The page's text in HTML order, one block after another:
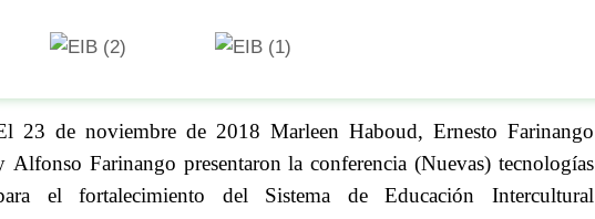
23 de noviembre de 2018 Marleen Haboud, Ernesto Farinango
Alfonso Farinango presentaron la conferencia (Nuevas) tecnologías
el fortalecimiento del Sistema de Educación Intercultural